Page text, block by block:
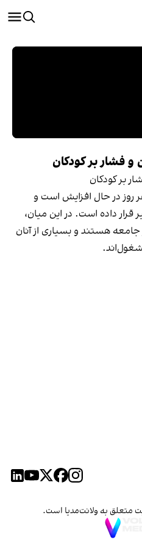
و فشار بر کودکان
بر کودکان
روز در حال افزایش است و
قرار داده است. در این میان،
جامعه هستند و بسیاری از آنان
متعلق به ولانت‌مدیا است.